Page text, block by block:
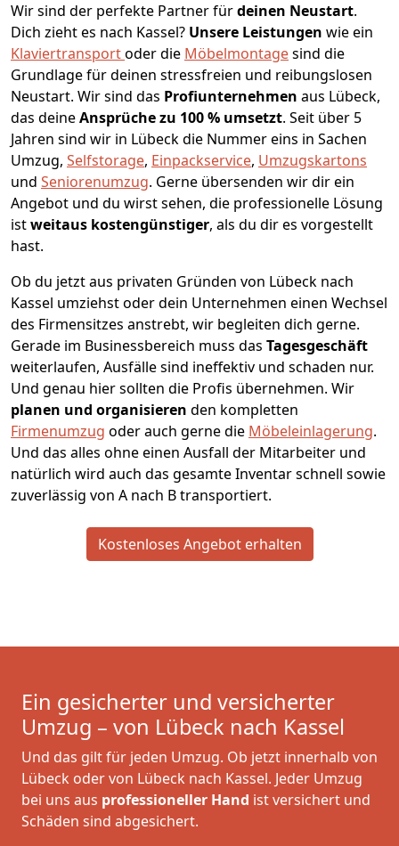
Wir sind der perfekte Partner fürdeinen Neustart.
Dich zieht es nach Kassel? Unsere Leistungen wie ein
Klaviertransportoder die Möbelmontagesind die
Grundlage für deinen stressfreien und reibungslosen
Neustart. Wir sind das Profiunternehmen aus Lübeck,
das deineAnsprüche zu 100 % umsetzt. Seit über 5
Jahren sind wir in Lübeck die Nummer eins in Sachen
Umzug, Selfstorage, Einpackservice, Umzugskartons
und Seniorenumzug. Gerne übersenden wir dir ein
Angebot und du wirst sehen, die professionelle Lösung
istweitaus kostengünstiger, als du dir es vorgestellt
hast.
Ob du jetzt aus privaten Gründen von Lübeck nach
Kassel umziehst oder dein Unternehmen einen Wechsel
des Firmensitzes anstrebt, wir begleiten dich gerne.
Gerade im Businessbereich muss das Tagesgeschäft
weiterlaufen, Ausfälle sind ineffektiv und schaden nur.
Und genau hier sollten die Profis übernehmen. Wir
planen und organisieren den kompletten
Firmenumzug oder auch gerne die Möbeleinlagerung.
Und das alles ohne einen Ausfall der Mitarbeiter und
natürlich wird auch das gesamte Inventar schnell sowie
zuverlässig von A nach B transportiert.
Kostenloses Angebot erhalten
Ein gesicherter und versicherter
Umzug – von Lübeck nach Kassel
Und das gilt für jeden Umzug. Ob jetzt innerhalb von
Lübeck oder von Lübeck nach Kassel. Jeder Umzug
bei uns aus professioneller Hand ist versichert und
Schäden sind abgesichert.